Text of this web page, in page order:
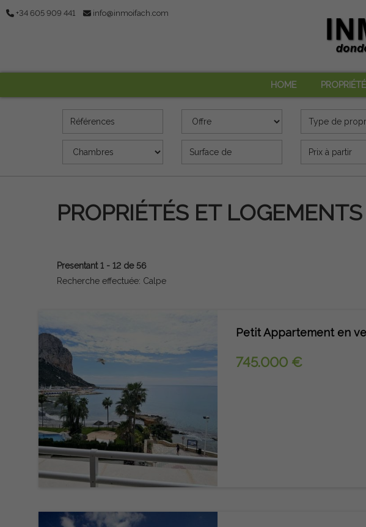
+34 605 909 441 info@inmoifach.com
HOME
Références Offre
Type de
Chambres Superficie (m2) Precio (€)
PROPRIÉTÉS ET
Presentant 1 - 12 de 56
Recherche effectuée: Calpe
Petit Appartement en
745.000 €